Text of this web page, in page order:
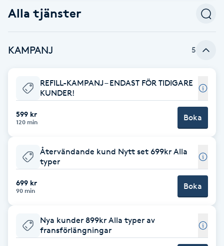
Babylights
Balayage
Barber
BIAB
Blowout
Alla tjänster
KAMPANJ 5
REFILL-KAMPANJ – ENDAST FÖR TIDIGARE
KUNDER!
599 kr
120 min Boka
Återvändande kund Nytt set 699kr Alla
typer
699 kr
90 min Boka
Nya kunder 899kr Alla typer av
fransförlängningar